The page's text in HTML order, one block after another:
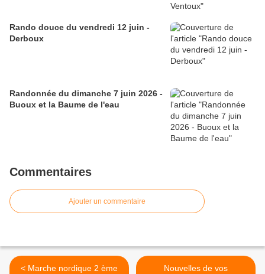
Rando douce du vendredi 12 juin -
Derboux
Randonnée du dimanche 7 juin 2026 -
Buoux et la Baume de l'eau
Commentaires
Ajouter un commentaire
< Marche nordique 2 ème
Nouvelles de vos